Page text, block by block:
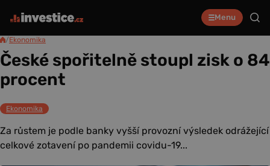
Menu
/Ekonomika
České spořitelně stoupl zisk o 84
procent
Ekonomika
Za růstem je podle banky vyšší provozní výsledek odrážející
celkové zotavení po pandemii covidu-19...